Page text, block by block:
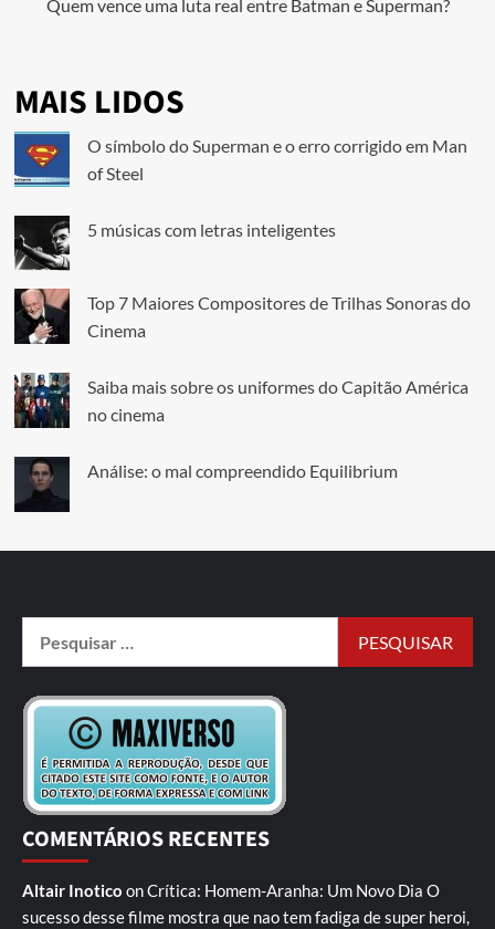
Quem vence uma luta real entre Batman e Superman?
MAIS LIDOS
O símbolo do Superman e o erro corrigido em Man
of Steel
5 músicas com letras inteligentes
Top 7 Maiores Compositores de Trilhas Sonoras do
Cinema
Saiba mais sobre os uniformes do Capitão América
no cinema
Análise: o mal compreendido Equilibrium
COMENTÁRIOS RECENTES
Altair Inotico onCrítica: Homem-Aranha: Um Novo Dia O
sucesso desse filme mostra que nao tem fadiga de super heroi,